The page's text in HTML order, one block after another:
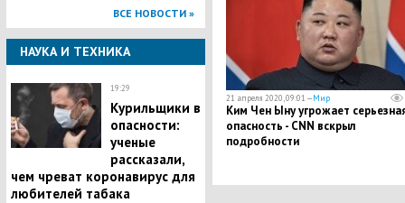
ВСЕ НОВОСТИ »
НАУКА И ТЕХНИКА
19:29
Курильщики в
опасности:
ученые
рассказали,
чем чреват коронавирус для
любителей табака
21 апреля 2020, 09:01 —Мир
Ким Чен Ыну угрожает
опасность - CNN вскрыл
подробности